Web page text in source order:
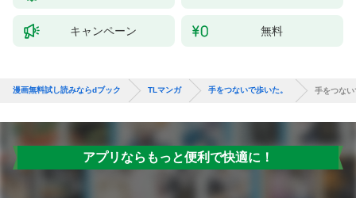
キャンペーン 無料
漫画無料試し読みならdブック TLマンガ 手をつないで歩いた。 手をつな
アプリならもっと便利で快適に！